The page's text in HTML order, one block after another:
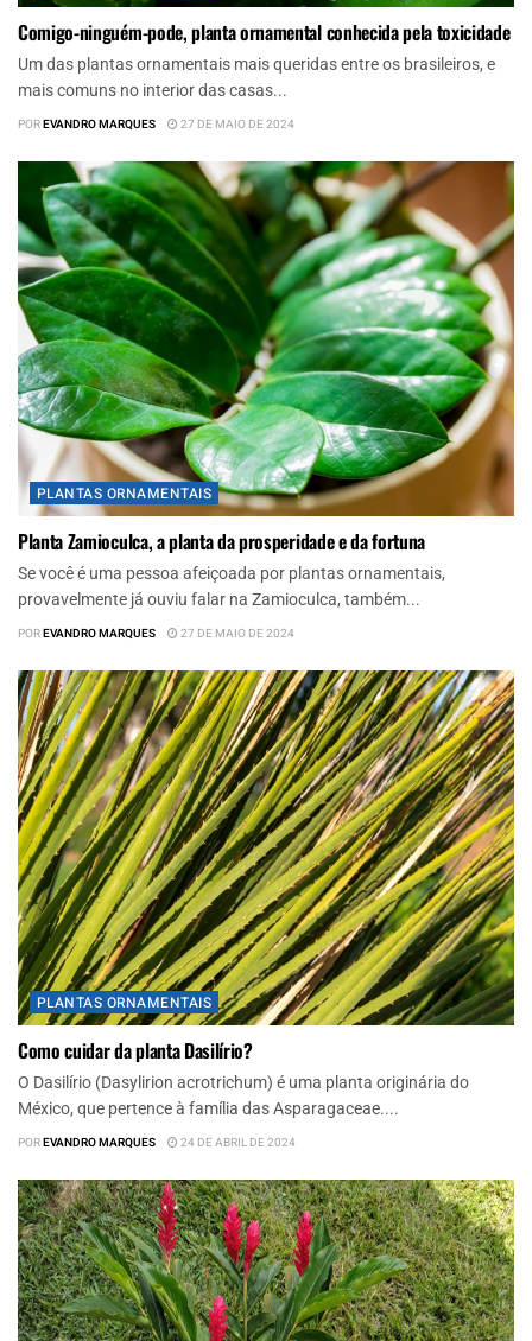
Comigo-ninguém-pode, planta ornamental conhecida pela toxicidade
Um das plantas ornamentais mais queridas entre os brasileiros, e
mais comuns no interior das casas...
POREVANDRO MARQUES 27 DE MAIO DE 2024
PLANTAS ORNAMENTAIS
Planta Zamioculca, a planta da prosperidade e da fortuna
Se você é uma pessoa afeiçoada por plantas ornamentais,
provavelmente já ouviu falar na Zamioculca, também...
POREVANDRO MARQUES 27 DE MAIO DE 2024
PLANTAS ORNAMENTAIS
Como cuidar da planta Dasilírio?
O Dasilírio (Dasylirion acrotrichum) é uma planta originária do
México, que pertence à família das Asparagaceae....
POREVANDRO MARQUES 24 DE ABRIL DE 2024